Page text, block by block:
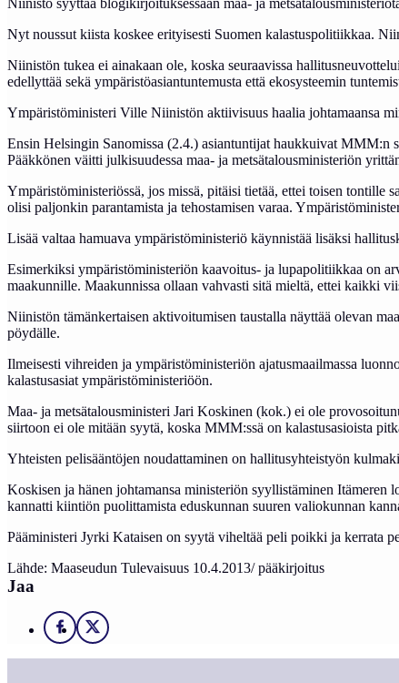
Nyt noussut kiista koskee erityisesti Suomen kalastuspolitiikkaa.
Niinistön tukea ei ainakaan ole, koska seuraavissa
edellyttää sekä ympäristöasiantuntemusta että ekosysteemin
Ympäristöministeri Ville Niinistön aktiivisuus haalia johtamaansa
Ensin Helsingin Sanomissa (2.4.) asiantuntijat haukkuivat MMM:n
Pääkkönen väitti julkisuudessa maa- ja metsätalousministeriön
Ympäristöministeriössä, jos missä, pitäisi tietää, ettei toisen tontille
olisi paljonkin parantamista ja tehostamisen varaa.
Lisää valtaa hamuava ympäristöministeriö käynnistää lisäksi
Esimerkiksi ympäristöministeriön kaavoitus- ja lupapolitiikkaa on
maakunnille. Maakunnissa ollaan vahvasti sitä mieltä, ettei kaikki
Niinistön tämänkertaisen aktivoitumisen taustalla näyttää olevan
pöydälle.
Ilmeisesti vihreiden ja ympäristöministeriön ajatusmaailmassa
kalastusasiat ympäristöministeriöön.
Maa- ja metsätalousministeri Jari Koskinen (kok.) ei ole
siirtoon ei ole mitään syytä, koska MMM:ssä on kalastusasioista
Yhteisten pelisääntöjen noudattaminen on hallitusyhteistyön
Koskisen ja hänen johtamansa ministeriön syyllistäminen
kannatti kiintiön puolittamista eduskunnan suuren valiokunnan
Pääministeri Jyrki Kataisen on syytä viheltää peli poikki ja kerrata
Lähde: Maaseudun Tulevaisuus 10.4.2013/ pääkirjoitus
Jaa
Facebook
X